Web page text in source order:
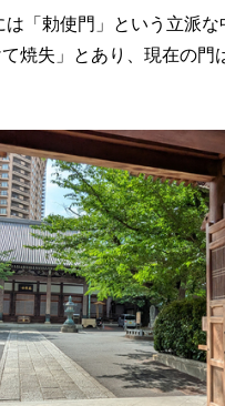
「勅使門」という立派な
焼失」とあり、現在の門